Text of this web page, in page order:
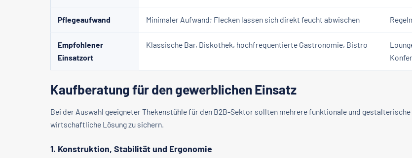
Pflegeaufwand Minimaler Aufwand; Flecken lassen sich direkt feucht abwischen
Empfohlener
Einsatzort
Klassische Bar, Diskothek, hochfrequentierte Gastronomie, Bistro
Kaufberatung für den gewerblichen Einsatz
Bei der Auswahl geeigneter Thekenstühle für den B2B-Sektor sollten mehrere funktionale und
wirtschaftliche Lösung zu sichern.
1. Konstruktion, Stabilität und Ergonomie